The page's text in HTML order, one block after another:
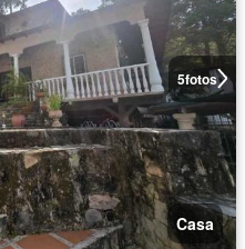
5fotos
Casa